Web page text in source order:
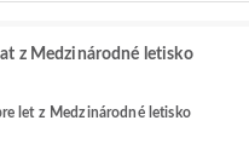
z Medzinárodné letisko
let z Medzinárodné letisko